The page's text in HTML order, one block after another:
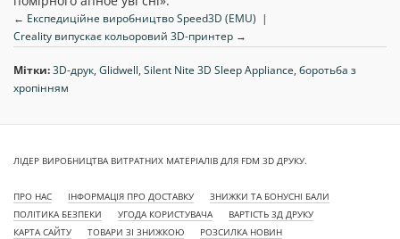
← Експедиційне виробництво Speed3D (EMU) |
Creality випускає кольоровий 3D-принтер →
Мітки:3D-друк, Glidwell, Silent Nite 3D Sleep Appliance, боротьба з
хропінням
ЛІДЕР ВИРОБНИЦТВА ВИТРАТНИХ МАТЕРІАЛІВ ДЛЯ FDM 3D ДРУКУ.
ПРО НАС ІНФОРМАЦІЯ ПРО ДОСТАВКУ
ЗНИЖКИ ТА БОНУСНІ БАЛИ
ПОЛІТИКА БЕЗПЕКИ
УГОДА КОРИСТУВАЧА
ВАРТІСТЬ 3Д ДРУКУ
КАРТА САЙТУ
ТОВАРИ ЗІ ЗНИЖКОЮ РОЗСИЛКА НОВИН